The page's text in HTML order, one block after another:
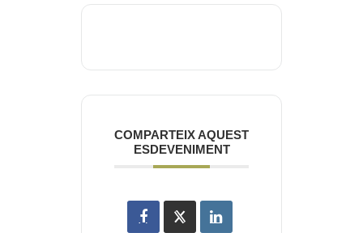
COMPARTEIX AQUEST
ESDEVENIMENT